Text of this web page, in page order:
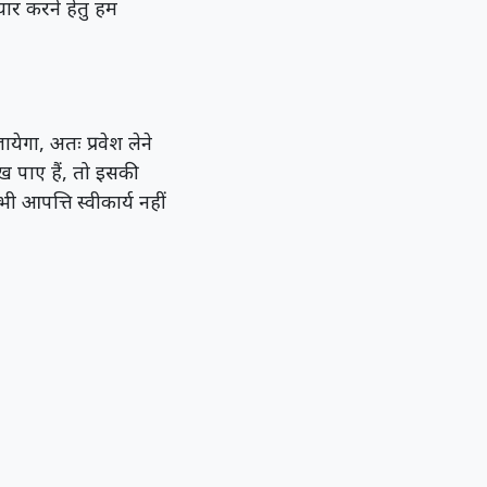
करने हेतु हम
अतः प्रवेश लेने
पाए हैं, तो इसकी
स्वीकार्य नहीं